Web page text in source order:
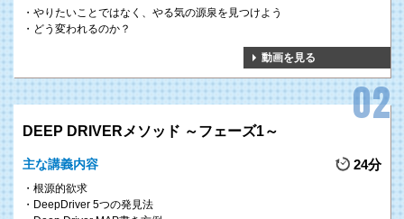
やりたいことではなく、やる気の源泉を見つけよう
どう変われるのか？
動画を見る
DEEP DRIVERメソッド ～フェーズ1～
主な講義内容 24分
根源的欲求
DeepDriver 5つの発見法